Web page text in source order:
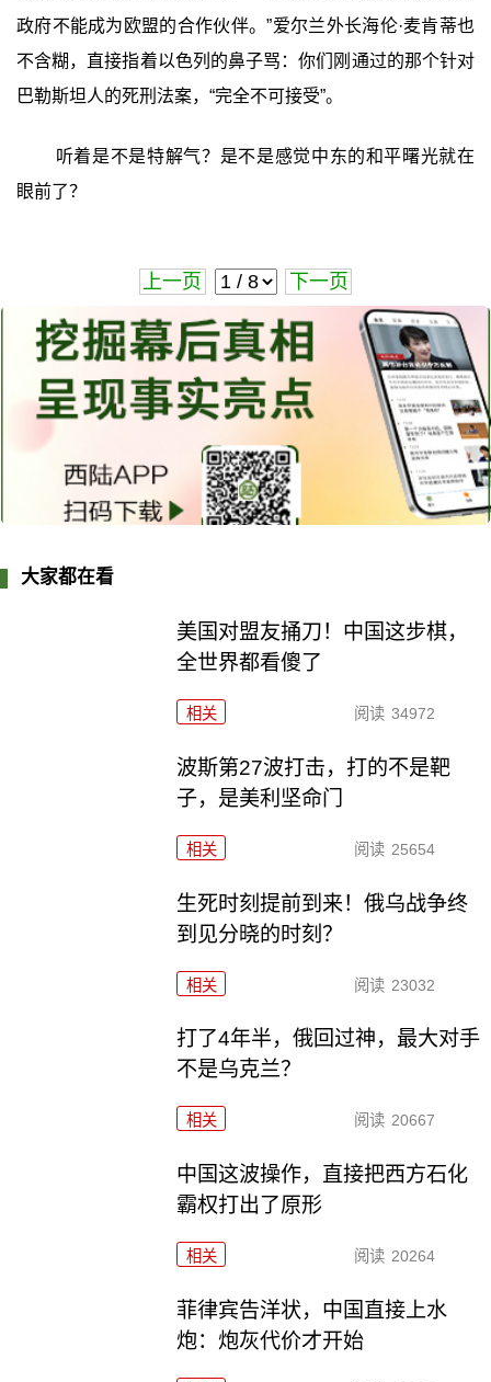
政府不能成为欧盟的合作伙伴。”爱尔兰外长海伦·麦肯蒂也
不含糊，直接指着以色列的鼻子骂：你们刚通过的那个针对
巴勒斯坦人的死刑法案，“完全不可接受”。
听着是不是特解气？是不是感觉中东的和平曙光就在
眼前了？
上一页 下一页
大家都在看
美国对盟友捅刀！中国这步棋，
全世界都看傻了
相关 阅读 34972
波斯第27波打击，打的不是靶
子，是美利坚命门
相关 阅读 25654
生死时刻提前到来！俄乌战争终
到见分晓的时刻？
相关 阅读 23032
打了4年半，俄回过神，最大对手
不是乌克兰？
相关 阅读 20667
中国这波操作，直接把西方石化
霸权打出了原形
相关 阅读 20264
菲律宾告洋状，中国直接上水
炮：炮灰代价才开始